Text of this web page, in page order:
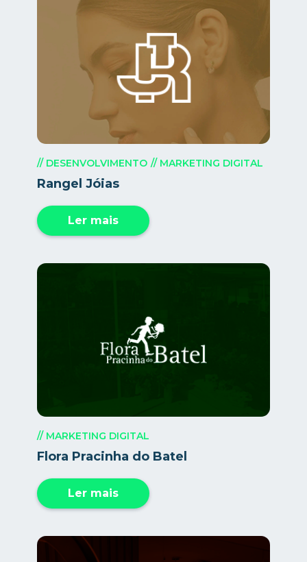
// DESENVOLVIMENTO // MARKETING DIGITAL
Rangel Jóias
Ler mais
// MARKETING DIGITAL
Flora Pracinha do Batel
Ler mais